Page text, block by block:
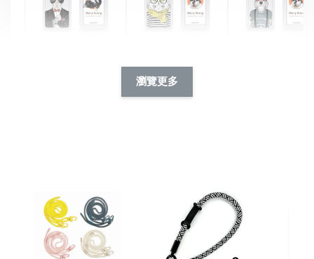
件套(附伸縮卡扣)
CSAA05
加入購物車
瀏覽更多